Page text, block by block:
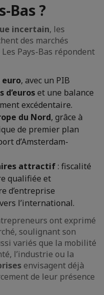
Bas ?
incertain, les
des marchés
Les Pays-Bas répondent
euro, avec un PIB
d’euroset une balance
excédentaire.
du Nord, grâce à
de premier plan
d’Amsterdam-
attractif: fiscalité
qualifiée et
d’entreprise
l’international.
ont exprimé
soulignant son
variés que la mobilité
l’industrie ou la
envisagent déjà
de leur présence